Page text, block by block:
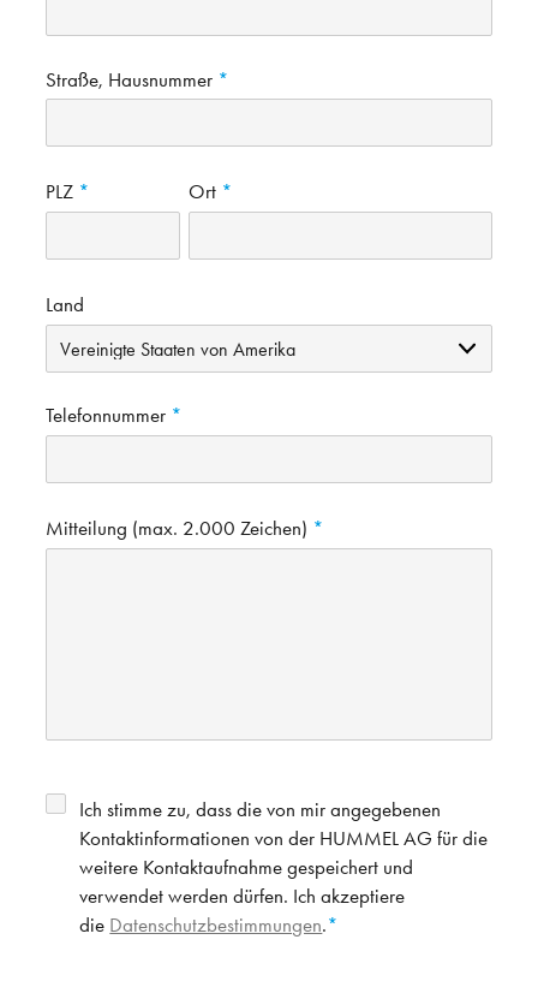
Straße, Hausnummer
PLZ Ort
Land
Telefonnummer
Mitteilung (max. 2.000 Zeichen)
Ich stimme zu, dass die von mir angegebenen
Kontaktinformationen von der HUMMEL AG für die
weitere Kontaktaufnahme gespeichert und
verwendet werden dürfen. Ich akzeptiere
die Datenschutzbestimmungen.